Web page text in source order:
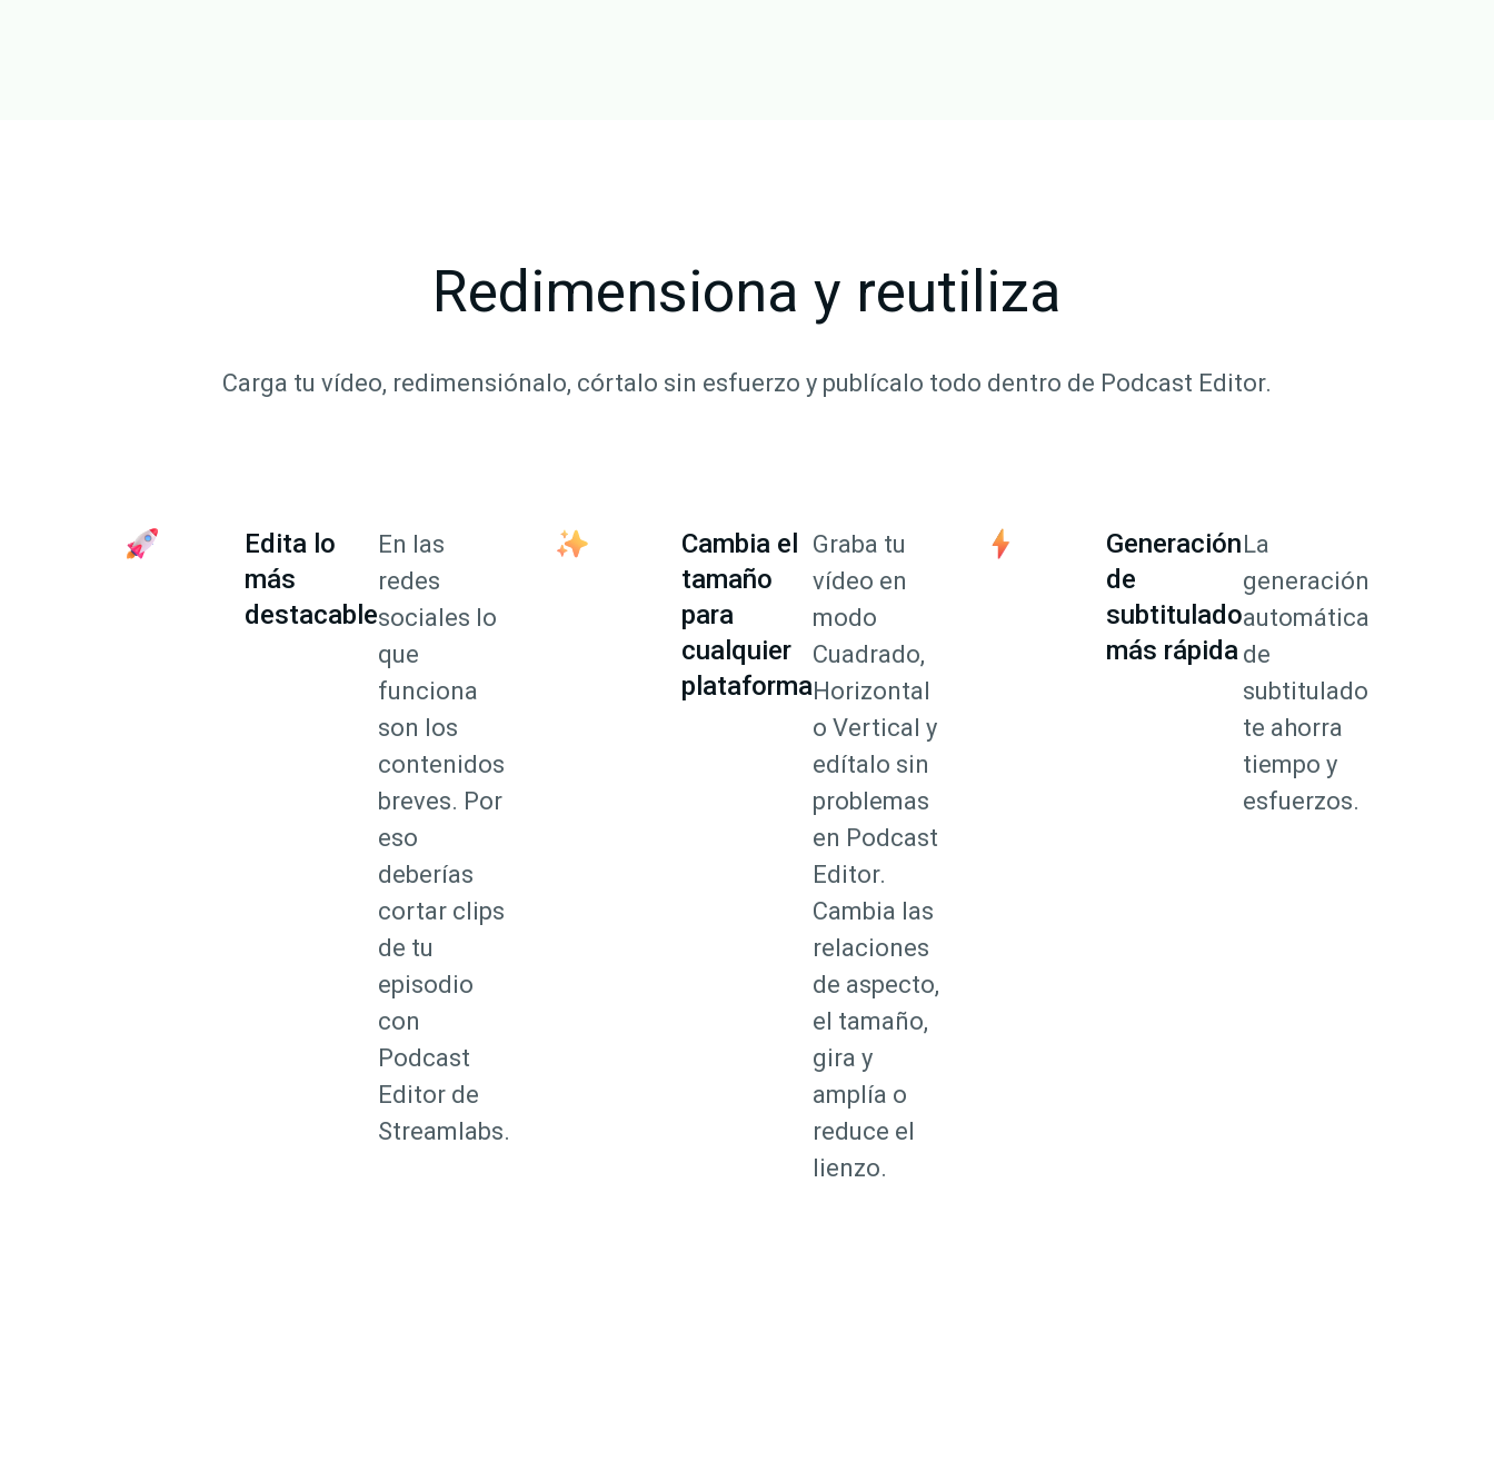
Redimensiona y reutiliza
Carga tu vídeo, redimensiónalo, córtalo sin esfuerzo y publícalo todo dentro de Podcast Editor.
Edita lo
más
destacable
En las
redes
sociales lo
que
funciona
son los
contenidos
breves. Por
eso
deberías
cortar clips
de tu
episodio
con
Podcast
Editor de
Streamlabs.
Cambia el
tamaño
para
cualquier
plataforma
Graba tu
vídeo en
modo
Cuadrado,
Horizontal
o Vertical y
edítalo sin
problemas
en Podcast
Editor.
Cambia las
relaciones
de aspecto,
el tamaño,
gira y
amplía o
reduce el
lienzo.
Generación
de
subtitulado
más rápida
La
generación
automática
de
subtitulado
te ahorra
tiempo y
esfuerzos.